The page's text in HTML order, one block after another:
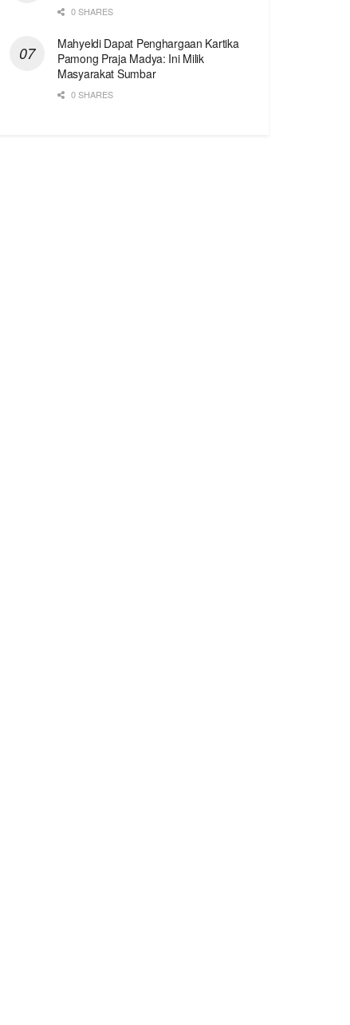
0 SHARES
Mahyeldi Dapat Penghargaan Kartika
Pamong Praja Madya: Ini Milik
Masyarakat Sumbar
0 SHARES